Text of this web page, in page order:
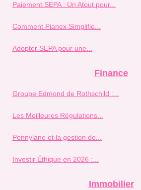
Paiement SEPA : Un Atout pour...
Comment Pianex Simplifie...
Adopter SEPA pour une...
Finance
Groupe Edmond de Rothschild :...
Les Meilleures Régulations...
Pennylane et la gestion de...
Investir Éthique en 2026 :...
Immobilier